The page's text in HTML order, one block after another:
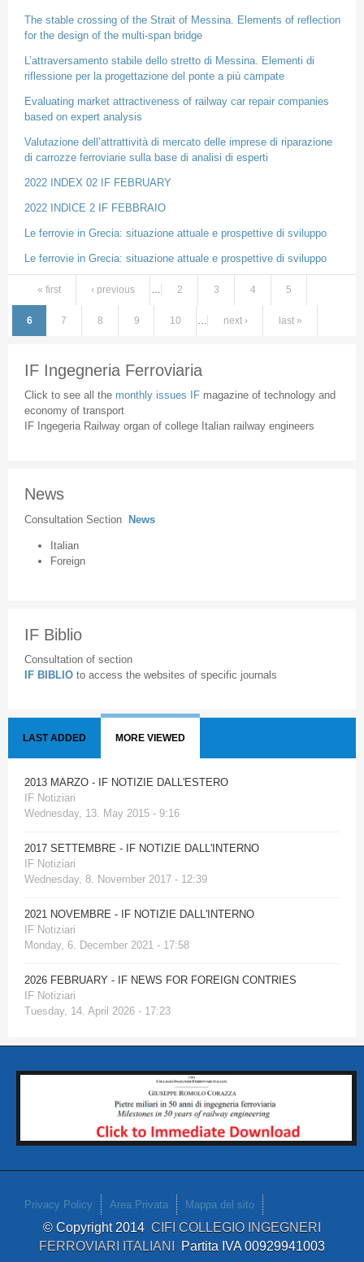
The stable crossing of the Strait of Messina. Elements of reflection
for the design of the multi-span bridge
L’attraversamento stabile dello stretto di Messina. Elementi di
riflessione per la progettazione del ponte a più campate
Evaluating market attractiveness of railway car repair companies
based on expert analysis
Valutazione dell’attrattività di mercato delle imprese di riparazione
di carrozze ferroviarie sulla base di analisi di esperti
2022 INDEX 02 IF FEBRUARY
2022 INDICE 2 IF FEBBRAIO
Le ferrovie in Grecia: situazione attuale e prospettive di sviluppo
Le ferrovie in Grecia: situazione attuale e prospettive di sviluppo
Pages
« first ‹ previous … 2 3 4 5
6 7 8 9 10 … next › last »
IF Ingegneria Ferroviaria
Click to see all the monthly issues IF magazine of technology and
economy of transport
IF Ingegeria Railway organ of college Italian railway engineers
News
Consultation Section News
Italian
Foreign
IF Biblio
Consultation of section
IF BIBLIO to access the websites of specific journals
LAST ADDED MORE VIEWED
2013 MARZO - IF NOTIZIE DALL'ESTERO
IF Notiziari
Wednesday, 13. May 2015 - 9:16
2017 SETTEMBRE - IF NOTIZIE DALL'INTERNO
IF Notiziari
Wednesday, 8. November 2017 - 12:39
2021 NOVEMBRE - IF NOTIZIE DALL'INTERNO
IF Notiziari
Monday, 6. December 2021 - 17:58
2026 FEBRUARY - IF NEWS FOR FOREIGN CONTRIES
IF Notiziari
Tuesday, 14. April 2026 - 17:23
Privacy Policy Area Privata Mappa del sito
© Copyright 2014 CIFI COLLEGIO INGEGNERI
FERROVIARI ITALIANI Partita IVA 00929941003